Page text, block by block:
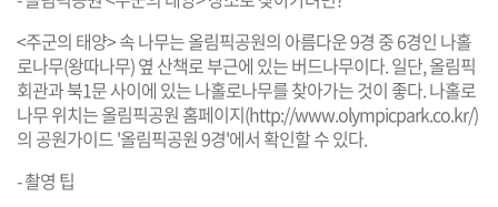
<주군의 태양> 속 나무는 올림픽공원의 아름다운 9경 중 6경인 나홀
로나무(왕따나무) 옆 산책로 부근에 있는 버드나무이다. 일단, 올림픽
회관과 북1문 사이에 있는 나홀로나무를 찾아가는 것이 좋다. 나홀로
나무 위치는 올림픽공원 홈페이지(http://www.olympicpark.co.kr/)
의 공원가이드 '올림픽공원 9경'에서 확인할 수 있다.
- 촬영 팁